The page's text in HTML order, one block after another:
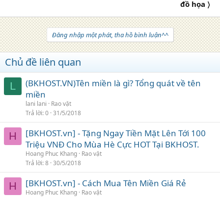
đồ họa 〉
Đăng nhập một phát, tha hồ bình luận^^
Chủ đề liên quan
L
(BKHOST.VN)Tên miền là gì? Tổng quát về tên
miền
lani lani
Rao vặt
Trả lời 0 31/5/2018
H
[BKHOST.vn] - Tặng Ngay Tiền Mặt Lên Tới 100
Triệu VNĐ Cho Mùa Hè Cực HOT Tại BKHOST.
Hoang Phuc Khang Rao vặt
Trả lời 8 30/5/2018
H [BKHOST.vn] - Cách Mua Tên Miền Giá Rẻ
Hoang Phuc Khang Rao vặt